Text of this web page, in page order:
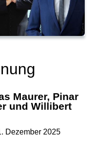
Maurer, Pinar
und Willibert
Dezember 2025